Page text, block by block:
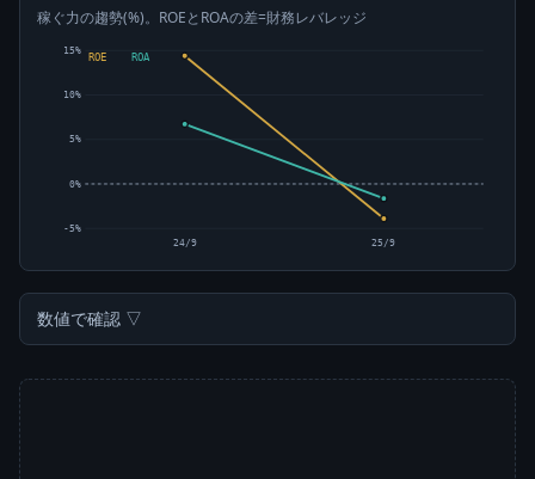
稼ぐ力の趨勢(%)。ROEとROAの差=財務レバレッジ
-5%
0%
5%
10%
15%
ROE ROA
24/9 25/9
数値で確認 ▽